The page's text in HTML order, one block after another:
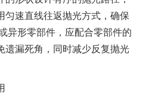
匀速直线往返抛光方式，确保
异形零部件，应配合零部件的
遗漏死角，同时减少反复抛光